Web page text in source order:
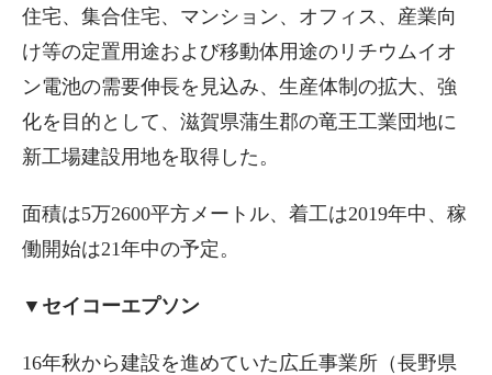
住宅、集合住宅、マンション、オフィス、産業向
け等の定置用途および移動体用途のリチウムイオ
ン電池の需要伸長を見込み、生産体制の拡大、強
化を目的として、滋賀県蒲生郡の竜王工業団地に
新工場建設用地を取得した。
面積は5万2600平方メートル、着工は2019年中、稼
働開始は21年中の予定。
▼セイコーエプソン
16年秋から建設を進めていた広丘事業所（長野県